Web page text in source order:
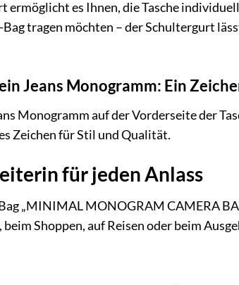
es Ihnen, die Tasche
tragen möchten – der Schultergurt
Jeans Monogramm: Ein
Monogramm auf der Vorderseite der
Zeichen für Stil und Qualität.
für jeden Anlass
„MINIMAL MONOGRAM CAMERA
Shoppen, auf Reisen oder beim